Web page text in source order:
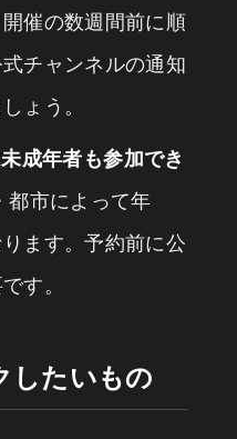
催の数週間前に順
チャンネルの通知
ょう。
成年者も参加でき
都市によって年
ます。予約前に公
す。
したいもの